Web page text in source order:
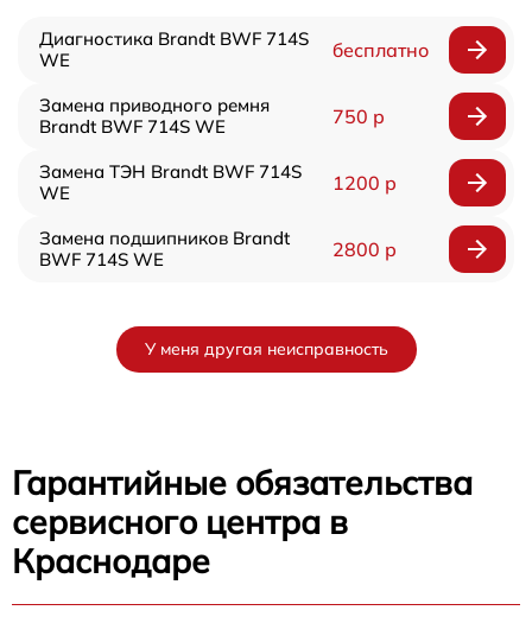
Диагностика Brandt BWF 714S
WE
бесплатно
Замена приводного ремня
Brandt BWF 714S WE
750 р
Замена ТЭН Brandt BWF 714S
WE
1200 р
Замена подшипников Brandt
BWF 714S WE
2800 р
У меня другая неисправность
Гарантийные обязательства
сервисного центра в
Краснодаре